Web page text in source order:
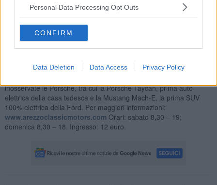
Personal Data Processing Opt Outs
CONFIRM
Data Deletion Data Access Privacy Policy
Classic Motors. “Un avvio insolito per un’edizione inedita -
commenta Sangalli – Siamo soddisfatti per come sta andando la
prima giornata di fiera e per la fiducia riposta nella manifestazione
da parte degli espositori. Ci fa piacere raccogliere commenti positivi
anche da parte dei visitatori, a cui sono piaciute le tematiche
Molto apprezzate anche le tematiche sulle FIAT 500, le FIAT
inosservate le Porsche, tra cui la Porsche Taycan, prima auto
elettrica della casa tedesca e la Mustang Mach-E, la prima SUV
100% elettrica della Ford. Per maggiori informazioni:
www.arezzoclassicmotors.com Orari: sabato 8,30 – 19;
domenica 8,30 – 18. Ingresso: 12 euro.